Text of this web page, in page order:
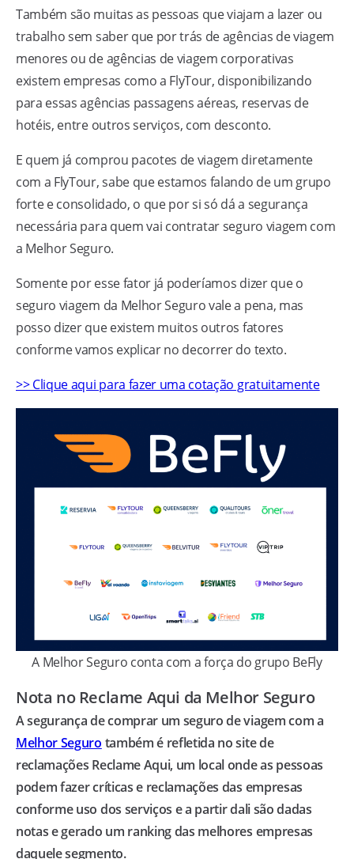
Também são muitas as pessoas que viajam a lazer ou
trabalho sem saber que por trás de agências de viagem
menores ou de agências de viagem corporativas
existem empresas como a FlyTour, disponibilizando
para essas agências passagens aéreas, reservas de
hotéis, entre outros serviços, com desconto.
E quem já comprou pacotes de viagem diretamente
com a FlyTour, sabe que estamos falando de um grupo
forte e consolidado, o que por si só dá a segurança
necessária para quem vai contratar seguro viagem com
a Melhor Seguro.
Somente por esse fator já poderíamos dizer que o
seguro viagem da Melhor Seguro vale a pena, mas
posso dizer que existem muitos outros fatores
conforme vamos explicar no decorrer do texto.
>> Clique aqui para fazer uma cotação gratuitamente
A Melhor Seguro conta com a força do grupo BeFly
Nota no Reclame Aqui da Melhor Seguro
A segurança de comprar um seguro de viagem com a
Melhor Seguro também é refletida no site de
reclamações Reclame Aqui, um local onde as pessoas
podem fazer críticas e reclamações das empresas
conforme uso dos serviços e a partir dali são dadas
notas e gerado um ranking das melhores empresas
daquele segmento.